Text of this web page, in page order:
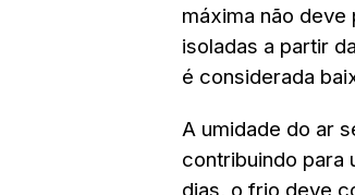
máxima não deve
isoladas a partir
é considerada
A umidade do ar
contribuindo para
dias, o frio deve